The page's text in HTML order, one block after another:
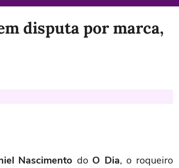
disputa por marca,
Nascimento do O Dia, o roqueiro